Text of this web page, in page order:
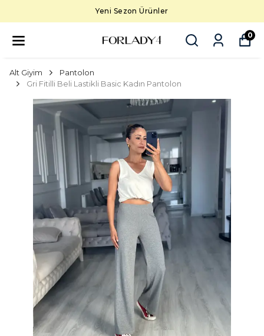
Yeni Sezon Ürünler
0
Alt Giyim
Pantolon
Gri Fitilli Beli Lastikli Basic Kadın Pantolon